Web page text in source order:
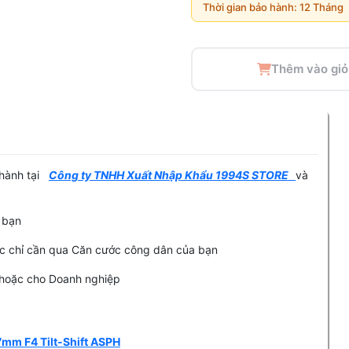
Thời gian bảo hành: 12 Tháng
Thêm vào giỏ
tại Công ty TNHH Xuất Nhập Khẩu 1994S STORE và
chỉ cần qua Căn cước công dân của bạn
cho Doanh nghiệp
F4 Tilt-Shift ASPH